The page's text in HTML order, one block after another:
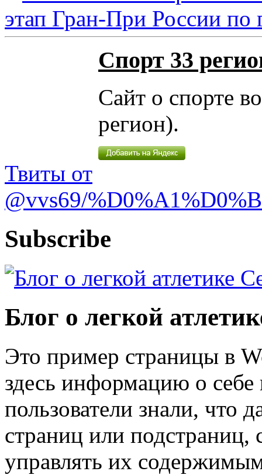
этап Гран-При России по
Спорт 33
Сайт о спорте
регион).
Твиты от
@vvs69/
Subscribe
Блог о легкой
Это пример страницы в
здесь информацию о себе
пользователи знали, что
страниц или подстраниц,
управлять их